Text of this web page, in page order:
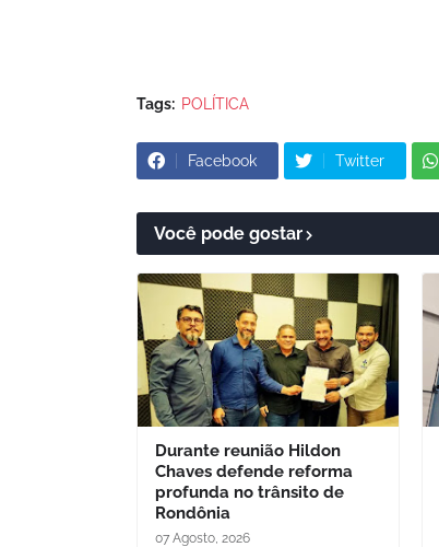
Tags: POLÍTICA
Facebook Twitter
Você pode gostar
Durante reunião Hildon
Chaves defende reforma
profunda no trânsito de
Rondônia
07 Agosto, 2026